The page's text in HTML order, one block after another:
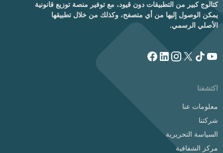
كتالوج كبير من التطبيقات دون قيود، مع توفير منصة توزيع قانونية
يمكن الوصول إليها من أي متصفح، وكذلك من خلال تطبيقها
الأصلي الرسمي.
اكتشفنا
معلومات عنا
شركتنا
السياسة التحريرية
مركز الشفافية